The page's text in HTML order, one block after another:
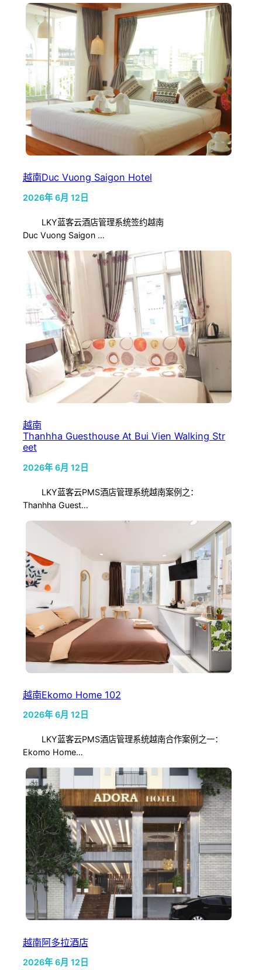
越南Duc Vuong Saigon Hotel
2026年 6月 12日
LKY蓝客云酒店管理系统签约越南
Duc Vuong Saigon …
越南
Thanhha Guesthouse At Bui Vien Walking Str
eet
2026年 6月 12日
LKY蓝客云PMS酒店管理系统越南案例之：
Thanhha Guest…
越南Ekomo Home 102
2026年 6月 12日
LKY蓝客云PMS酒店管理系统越南合作案例之一：
Ekomo Home…
越南阿多拉酒店
2026年 6月 12日